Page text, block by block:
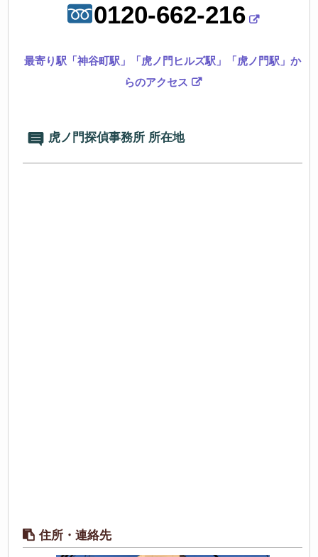
0120-662-216
最寄り駅「神谷町駅」「虎ノ門ヒルズ駅」「虎ノ門駅」か
らのアクセス
虎ノ門探偵事務所 所在地
住所・連絡先